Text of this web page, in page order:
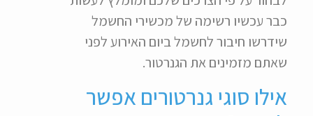
כבר עכשיו רשימה של מכשירי החשמל
שידרשו חיבור לחשמל ביום האירוע לפני
שאתם מזמינים את הגנרטור.
אילו סוגי גנרטורים אפשר